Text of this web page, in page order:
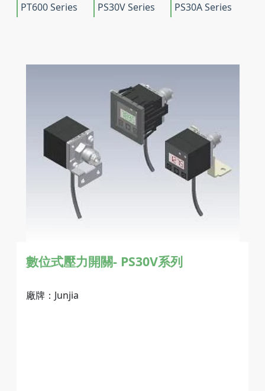
PT600 Series
PS30V Series PS30A Series
數位式壓力開關- PS30V系列
廠牌：Junjia